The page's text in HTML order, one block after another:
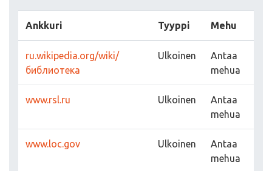
Ankkuri Tyyppi Mehu
ru.wikipedia.org/wiki/
библиотека
Ulkoinen
Antaa
mehua
www.rsl.ru Ulkoinen
Antaa
mehua
www.loc.gov Ulkoinen
Antaa
mehua